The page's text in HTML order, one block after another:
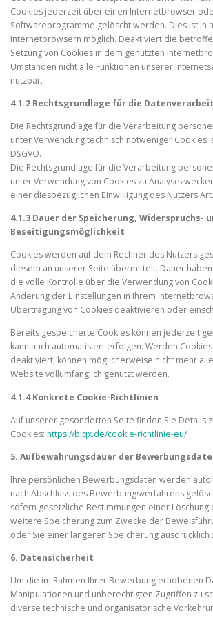
Cookies jederzeit über einen Internetbrowser
Softwareprogramme gelöscht werden. Dies ist in
Internetbrowsern möglich. Deaktiviert die
Setzung von Cookies in dem genutzten
Umständen nicht alle Funktionen unserer
nutzbar.
4.1.2 Rechtsgrundlage für die
Die Rechtsgrundlage für die Verarbeitung
unter Verwendung technisch notweniger Cookies
DSGVO.
Die Rechtsgrundlage für die Verarbeitung
unter Verwendung von Cookies zu
einer diesbezüglichen Einwilligung des Nutzers Art.
4.1.3 Dauer der Speicherung, Widerspruchs-
Beseitigungsmöglichkeit
Cookies werden auf dem Rechner des Nutzers
diesem an unserer Seite übermittelt. Daher haben
die volle Kontrolle über die Verwendung von
Änderung der Einstellungen in Ihrem
Übertragung von Cookies deaktivieren oder
Bereits gespeicherte Cookies können jederzeit
kann auch automatisiert erfolgen. Werden
deaktiviert, können möglicherweise nicht mehr
Website vollumfänglich genutzt werden.
4.1.4 Konkrete Cookie-Richtlinien
Auf unserer gesonderten Seite finden Sie Details
Cookies: https://biqx.de/cookie-richtlinie-eu/
5. Aufbewahrungsdauer der
Ihre persönlichen Bewerbungsdaten werden
nach Abschluss des Bewerbungsverfahrens
sofern gesetzliche Bestimmungen einer
weitere Speicherung zum Zwecke der
oder Sie einer längeren Speicherung ausdrücklich
6. Datensicherheit
Um die im Rahmen Ihrer Bewerbung erhobenen
Manipulationen und unberechtigten Zugriffen zu
diverse technische und organisatorische